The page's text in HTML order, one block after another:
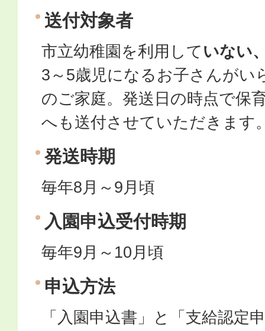
送付対象者
市立幼稚園を利用していない
3～5歳児になるお子さんがい
のご家庭。発送日の時点で保
へも送付させていただきます
発送時期
毎年8月～9月頃
入園申込受付時期
毎年9月～10月頃
申込方法
「入園申込書」と「支給認定